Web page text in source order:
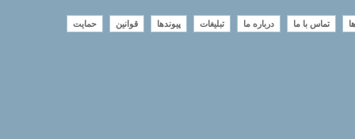
تماس با ما درباره ما تبلیغات پیوندها قوانین حمایت